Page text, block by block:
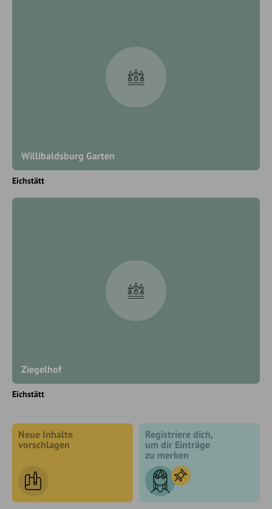
Willibaldsburg Garten
Eichstätt
Ziegelhof
Eichstätt
Neue Inhalte
vorschlagen
Registriere dich,
um dir Einträge
zu merken